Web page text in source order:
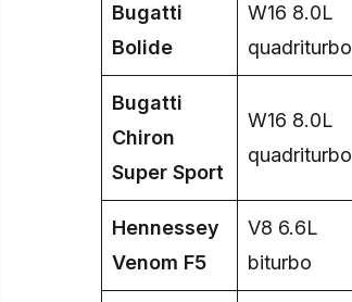
Bugatti
Bolide
W16 8.0L
quadriturbo
Bugatti
Chiron
Super Sport
W16 8.0L
quadriturbo
Hennessey
Venom F5
V8 6.6L
biturbo